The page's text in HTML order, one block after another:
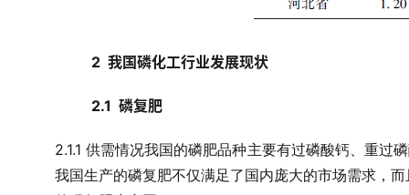
2 我国磷化工行业发展现状
2.1  磷复肥
2.1.1 供需情况我国的磷肥品种主要有过磷酸钙、重过
我国生产的磷复肥不仅满足了国内庞大的市场需求，